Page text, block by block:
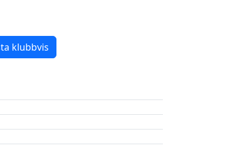
klubbvis